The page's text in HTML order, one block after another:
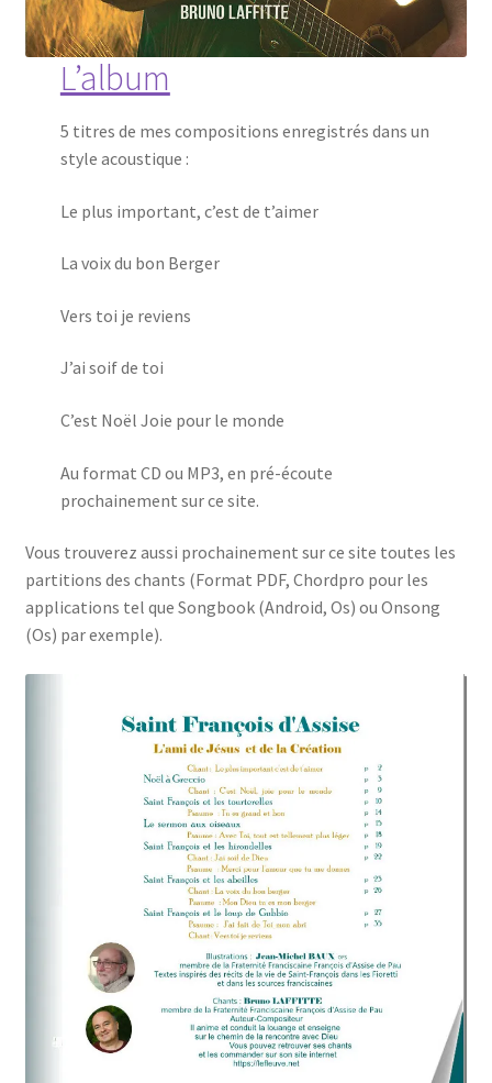
L’album
5 titres de mes compositions enregistrés dans un
style acoustique :
Le plus important, c’est de t’aimer
La voix du bon Berger
Vers toi je reviens
J’ai soif de toi
C’est Noël Joie pour le monde
Au format CD ou MP3, en pré-écoute
prochainement sur ce site.
Vous trouverez aussi prochainement sur ce site toutes les
partitions des chants (Format PDF, Chordpro pour les
applications tel que Songbook (Android, Os) ou Onsong
(Os) par exemple).